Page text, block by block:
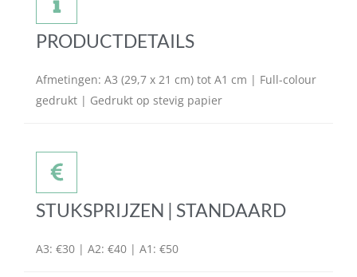
PRODUCTDETAILS
Afmetingen: A3 (29,7 x 21 cm) tot A1 cm | Full-colour
gedrukt | Gedrukt op stevig papier
STUKSPRIJZEN | STANDAARD
A3: €30 | A2: €40 | A1: €50